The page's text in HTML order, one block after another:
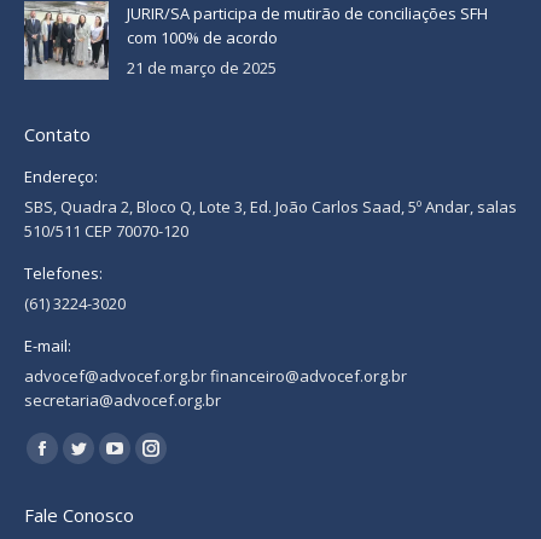
JURIR/SA participa de mutirão de conciliações SFH
com 100% de acordo
21 de março de 2025
Contato
Endereço:
SBS, Quadra 2, Bloco Q, Lote 3, Ed. João Carlos Saad, 5º Andar, salas
510/511 CEP 70070-120
Telefones:
(61) 3224-3020
E-mail:
advocef@advocef.org.br financeiro@advocef.org.br
secretaria@advocef.org.br
Encontre-nos em:
Facebook
opens
Twitter
opens
YouTube
opens
Instagram
Fale Conosco